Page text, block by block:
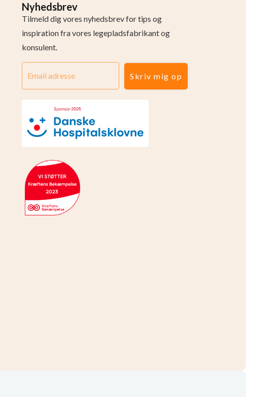
Nyhedsbrev
Tilmeld dig vores nyhedsbrev for tips og
inspiration fra vores legepladsfabrikant og
konsulent.
Skriv mig op